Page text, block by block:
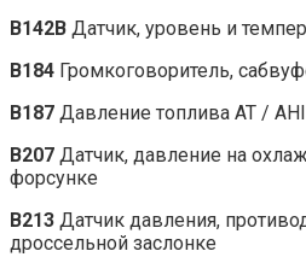
B142B Датчик, уровень и
B184 Громкоговоритель,
B187 Давление топлива AT / AHI
B207 Датчик, давление на
форсунке
B213 Датчик давления,
дроссельной заслонке